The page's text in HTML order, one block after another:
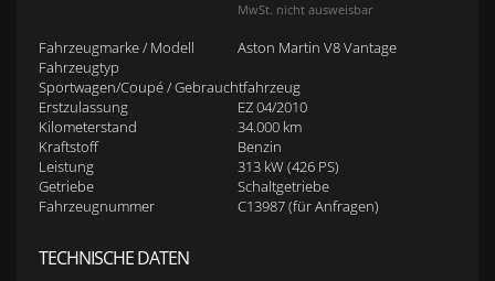
MwSt. nicht ausweisbar
Fahrzeugmarke / Modell
Aston Martin V8 Vantage
Fahrzeugtyp
Sportwagen/Coupé / Gebrauchtfahrzeug
Erstzulassung
EZ 04/2010
Kilometerstand
34.000 km
Kraftstoff
Benzin
Leistung
313 kW (426 PS)
Getriebe
Schaltgetriebe
Fahrzeugnummer
C13987 (für Anfragen)
TECHNISCHE DATEN